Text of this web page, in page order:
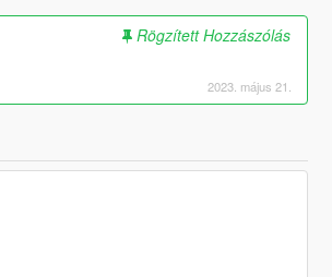
Rögzített Hozzászólás
2023. május 21.